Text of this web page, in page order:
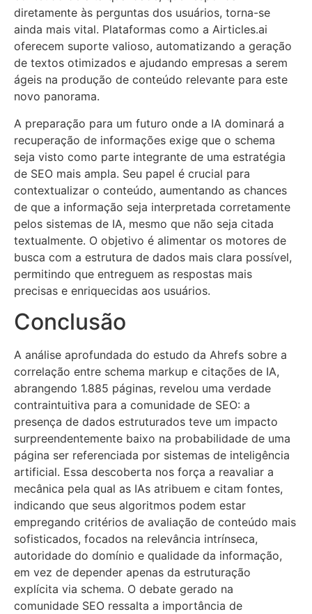
diretamente às perguntas dos usuários, torna-se
ainda mais vital. Plataformas como a Airticles.ai
oferecem suporte valioso, automatizando a geração
de textos otimizados e ajudando empresas a serem
ágeis na produção de conteúdo relevante para este
novo panorama.
A preparação para um futuro onde a IA dominará a
recuperação de informações exige que o schema
seja visto como parte integrante de uma estratégia
de SEO mais ampla. Seu papel é crucial para
contextualizar o conteúdo, aumentando as chances
de que a informação seja interpretada corretamente
pelos sistemas de IA, mesmo que não seja citada
textualmente. O objetivo é alimentar os motores de
busca com a estrutura de dados mais clara possível,
permitindo que entreguem as respostas mais
precisas e enriquecidas aos usuários.
Conclusão
A análise aprofundada do estudo da Ahrefs sobre a
correlação entre schema markup e citações de IA,
abrangendo 1.885 páginas, revelou uma verdade
contraintuitiva para a comunidade de SEO: a
presença de dados estruturados teve um impacto
surpreendentemente baixo na probabilidade de uma
página ser referenciada por sistemas de inteligência
artificial. Essa descoberta nos força a reavaliar a
mecânica pela qual as IAs atribuem e citam fontes,
indicando que seus algoritmos podem estar
empregando critérios de avaliação de conteúdo mais
sofisticados, focados na relevância intrínseca,
autoridade do domínio e qualidade da informação,
em vez de depender apenas da estruturação
explícita via schema. O debate gerado na
comunidade SEO ressalta a importância de